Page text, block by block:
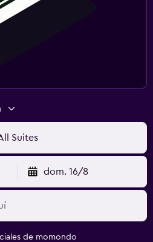
Suites
dom. 16/8
de momondo